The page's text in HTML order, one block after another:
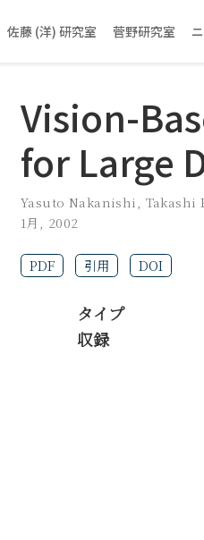
佐藤 (洋) 研究室 菅野研究室
Vision-
for Large
Yasuto Nakanishi, Takashi
1月, 2002
PDF 引用 DOI
タイプ
収録